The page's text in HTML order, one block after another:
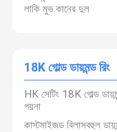
লাকি মুভ কানের দুল
18K গোল্ড ডায়মন্ড রিং
HK সেটিং 18K গোল্ড
গয়না
কাস্টমাইজড বিলাসবহুল